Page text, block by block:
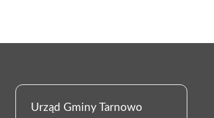
Urząd Gminy Tarnowo